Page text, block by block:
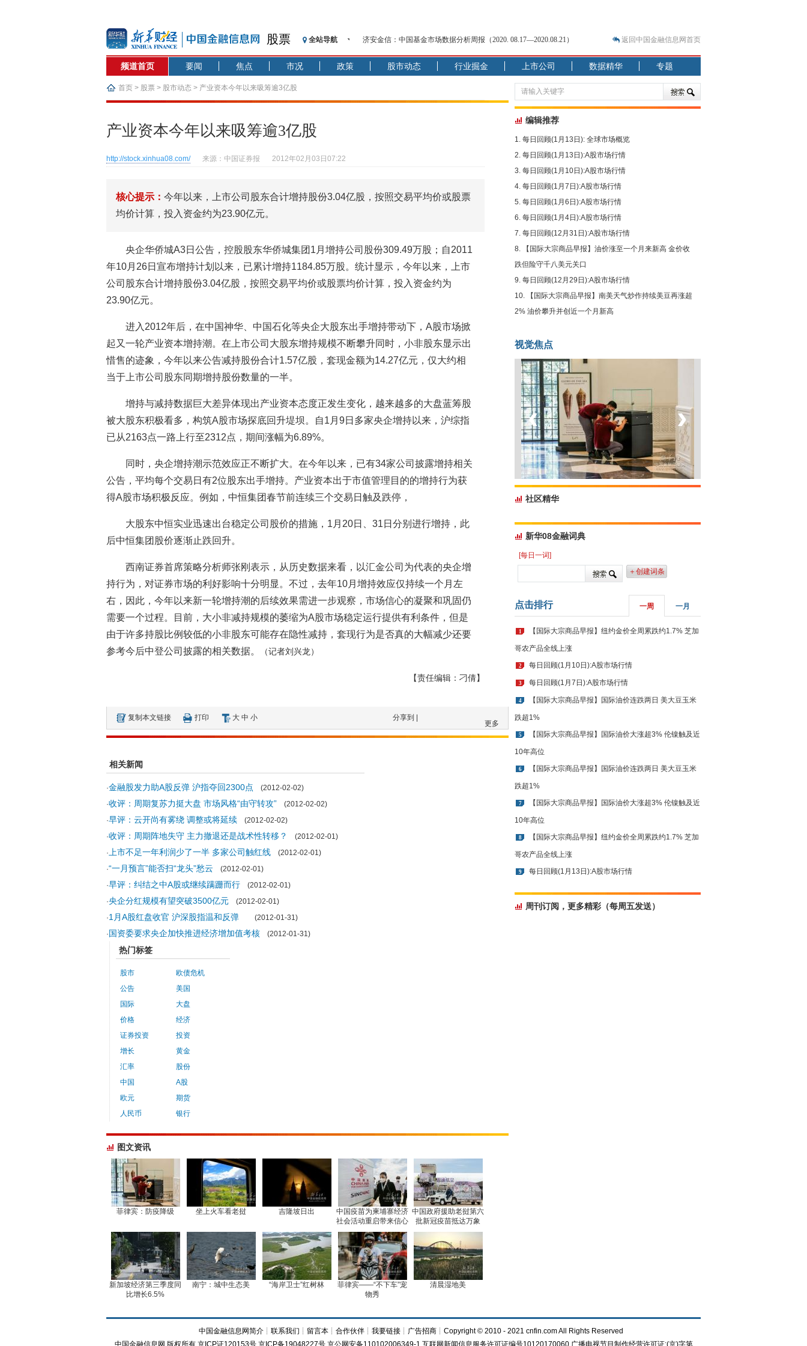
股票 全站导航
济安金信：中国基金市场数据分析周报（2020. 08.17—2020.08.21）
【见·闻】疫情下，新加坡旅游业步履维艰
记者手记：疫情下的香港零售业如何浴火重生？
【见·闻】疫情下一家香港传统零售商的转型突围之旅
济安金信：中国基金市场数据分析周报（2020. 07.27—2020.07.31）
【新华财经调查】同业存单、结构性存款玩起“跷跷板” 结构性失衡藏
基本面及股市双轮冲击 债市回调十年期债表现最弱
恒生聚源：北斗收官之星发射成功，全产业链解析
返回中国金融信息网首页
频道首页 要闻 焦点 市况 政策 股市动态 行业掘金 上市公司 数据精华 专题
首页 > 股票 > 股市动态 > 产业资本今年以来吸筹逾3亿股
产业资本今年以来吸筹逾3亿股
http://stock.xinhua08.com/ 来源：中国证券报 2012年02月03日07:22
核心提示： 今年以来，上市公司股东合计增持股份3.04亿股，按照交易平均价或股票
均价计算，投入资金约为23.90亿元。
央企华侨城A3日公告，控股股东华侨城集团1月增持公司股份309.49万股；自2011
年10月26日宣布增持计划以来，已累计增持1184.85万股。统计显示，今年以来，上市
公司股东合计增持股份3.04亿股，按照交易平均价或股票均价计算，投入资金约为
23.90亿元。
进入2012年后，在中国神华、中国石化等央企大股东出手增持带动下，A股市场掀
起又一轮产业资本增持潮。在上市公司大股东增持规模不断攀升同时，小非股东显示出
惜售的迹象，今年以来公告减持股份合计1.57亿股，套现金额为14.27亿元，仅大约相
当于上市公司股东同期增持股份数量的一半。
增持与减持数据巨大差异体现出产业资本态度正发生变化，越来越多的大盘蓝筹股
被大股东积极看多，构筑A股市场探底回升堤坝。自1月9日多家央企增持以来，沪综指
已从2163点一路上行至2312点，期间涨幅为6.89%。
同时，央企增持潮示范效应正不断扩大。在今年以来，已有34家公司披露增持相关
公告，平均每个交易日有2位股东出手增持。产业资本出于市值管理目的的增持行为获
得A股市场积极反应。例如，中恒集团春节前连续三个交易日触及跌停，
大股东中恒实业迅速出台稳定公司股价的措施，1月20日、31日分别进行增持，此
后中恒集团股价逐渐止跌回升。
西南证券首席策略分析师张刚表示，从历史数据来看，以汇金公司为代表的央企增
持行为，对证券市场的利好影响十分明显。不过，去年10月增持效应仅持续一个月左
右，因此，今年以来新一轮增持潮的后续效果需进一步观察，市场信心的凝聚和巩固仍
需要一个过程。目前，大小非减持规模的萎缩为A股市场稳定运行提供有利条件，但是
由于许多持股比例较低的小非股东可能存在隐性减持，套现行为是否真的大幅减少还要
参考今后中登公司披露的相关数据。
（记者刘兴龙）
【责任编辑：刁倩】
复制本文链接 打印 大 中 小 分享到 |
更多
相关新闻
·金融股发力助A股反弹 沪指夺回2300点 (2012-02-02)
·收评：周期复苏力挺大盘 市场风格“由守转攻” (2012-02-02)
·早评：云开尚有雾绕 调整或将延续 (2012-02-02)
·收评：周期阵地失守 主力撤退还是战术性转移？
(2012-02-01)
· 上市不足一年利润少了一半 多家公司触红线 (2012-02-01)
·“一月预言”能否扫“龙头”愁云 (2012-02-01)
·早评：纠结之中A股或继续蹒跚而行 (2012-02-01)
·央企分红规模有望突破3500亿元 (2012-02-01)
·1月A股红盘收官 沪深股指温和反弹
(2012-01-31)
·国资委要求央企加快推进经济增加值考核 (2012-01-31)
热门标签
股市
公告
国际
价格
证券投资
增长
汇率
中国
欧元
人民币
欧债危机
美国
大盘
经济
投资
黄金
股份
A股
期货
银行
图文资讯
菲律宾：防疫降级 坐上火车看老挝 吉隆坡日出
中国疫苗为柬埔寨经济
社会活动重启带来信心
中国政府援助老挝第六
批新冠疫苗抵达万象
新加坡经济第三季度同
比增长6.5%
南宁：城中生态美 “海岸卫士”红树林
菲律宾——“不下车”宠
物秀
清晨湿地美
编辑推荐
每日回顾(1月13日): 全球市场概览
每日回顾(1月13日):A股市场行情
每日回顾(1月10日):A股市场行情
每日回顾(1月7日):A股市场行情
每日回顾(1月6日):A股市场行情
每日回顾(1月4日):A股市场行情
每日回顾(12月31日):A股市场行情
【国际大宗商品早报】油价涨至一个月来新高 金价收
跌但险守千八美元关口
每日回顾(12月29日):A股市场行情
【国际大宗商品早报】南美天气炒作持续美豆再涨超
2% 油价攀升并创近一个月新高
视觉焦点
菲律宾：防疫降级
‹ ›
社区精华
新华08金融词典
[每日一词]
＋创建词条
点击排行 一周 一月
1 【国际大宗商品早报】纽约金价全周累跌约1.7% 芝加
哥农产品全线上涨
2 每日回顾(1月10日):A股市场行情
3 每日回顾(1月7日):A股市场行情
4 【国际大宗商品早报】国际油价连跌两日 美大豆玉米
跌超1%
5 【国际大宗商品早报】国际油价大涨超3% 伦镍触及近
10年高位
6 【国际大宗商品早报】国际油价连跌两日 美大豆玉米
跌超1%
7 【国际大宗商品早报】国际油价大涨超3% 伦镍触及近
10年高位
8 【国际大宗商品早报】纽约金价全周累跌约1.7% 芝加
哥农产品全线上涨
9 每日回顾(1月13日):A股市场行情
周刊订阅，更多精彩（每周五发送）
中国金融信息网简介┊ 联系我们 ┊ 留言本┊ 合作伙伴┊ 我要链接┊ 广告招商┊Copyright © 2010 - 2021 cnfin.com All Rights Reserved
中国金融信息网 版权所有 京ICP证120153号京ICP备19048227号 京公网安备110102006349-1 互联网新闻信息服务许可证编号10120170060 广播电视节目制作经营许可证:(京)字第